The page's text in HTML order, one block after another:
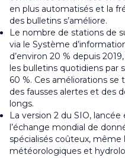
en plus automatisés et la
des bulletins s’améliore.
Le nombre de stations de
via le Système
d’environ 20 % depuis
les bulletins quotidiens par
60 %. Ces améliorations
des fausses alertes et des
longs.
La version 2 du SIO,
l’échange mondial de
spécialisés coûteux, même
météorologiques et